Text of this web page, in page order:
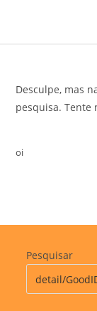
Desculpe, mas
pesquisa. Tente
oi
Pesquisar